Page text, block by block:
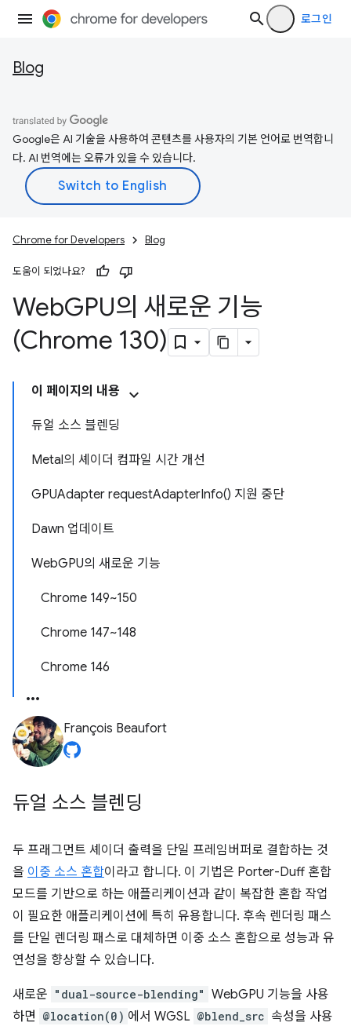
로그인
Blog
Google은 AI 기술을 사용하여 콘텐츠를 사용자의 기본 언어로 번역합니
다. AI 번역에는 오류가 있을 수 있습니다.
Chrome for Developers Blog
도움이 되었나요?
WebGPU의 새로운 기능
(Chrome 130)
이 페이지의 내용
듀얼 소스 블렌딩
Metal의 셰이더 컴파일 시간 개선
GPUAdapter requestAdapterInfo() 지원 중단
Dawn 업데이트
WebGPU의 새로운 기능
Chrome 149~150
Chrome 147~148
Chrome 146
François Beaufort
듀얼 소스 블렌딩
두 프래그먼트 셰이더 출력을 단일 프레임버퍼로 결합하는 것
을 이중 소스 혼합이라고 합니다. 이 기법은 Porter-Duff 혼합
모드를 기반으로 하는 애플리케이션과 같이 복잡한 혼합 작업
이 필요한 애플리케이션에 특히 유용합니다. 후속 렌더링 패스
를 단일 렌더링 패스로 대체하면 이중 소스 혼합으로 성능과 유
연성을 향상할 수 있습니다.
새로운 "dual-source-blending" WebGPU 기능을 사용
하면 @location(0) 에서 WGSL @blend_src 속성을 사용